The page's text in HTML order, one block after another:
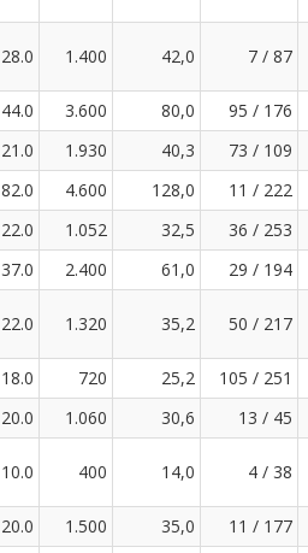
28.0 1.400 42,0 7 / 87
44.0 3.600 80,0 95 / 176
21.0 1.930 40,3 73 / 109
82.0 4.600 128,0 11 / 222
22.0 1.052 32,5 36 / 253
37.0 2.400 61,0 29 / 194
22.0 1.320 35,2 50 / 217
18.0 720 25,2 105 / 251
20.0 1.060 30,6 13 / 45
10.0 400 14,0 4 / 38
20.0 1.500 35,0 11 / 177